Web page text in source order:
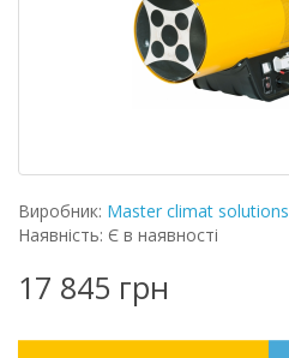
Виробник: Master climat solutions
Наявність: Є в наявності
17 845 грн